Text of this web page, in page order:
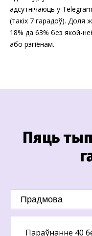
адсутнічаюць у
(такіх 7 гарадоў).
18% да 63% без якой-
або рэгіёнам.
Пяць
Параўнанне 40